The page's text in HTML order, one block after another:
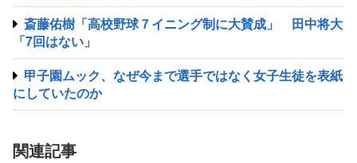
斎藤佑樹「高校野球７イニング制に大賛成」 田中将大
「7回はない」
甲子園ムック、なぜ今まで選手ではなく女子生徒を表紙
にしていたのか
関連記事